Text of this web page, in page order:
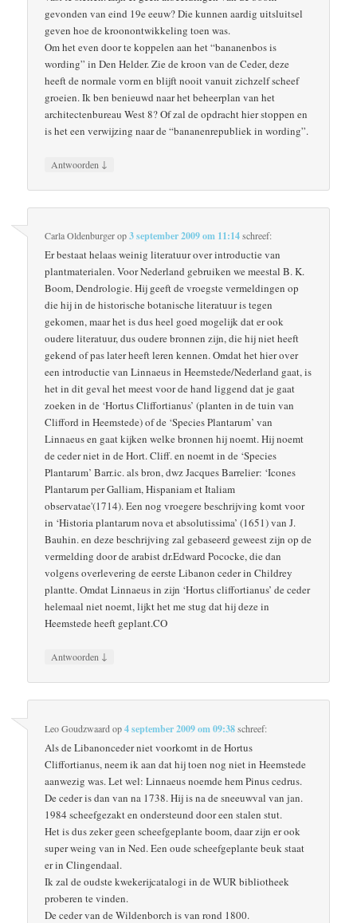
gevonden van eind 19e eeuw? Die kunnen aardig uitsluitsel
geven hoe de kroonontwikkeling toen was.
Om het even door te koppelen aan het “bananenbos is
wording” in Den Helder. Zie de kroon van de Ceder, deze
heeft de normale vorm en blijft nooit vanuit zichzelf scheef
groeien. Ik ben benieuwd naar het beheerplan van het
architectenbureau West 8? Of zal de opdracht hier stoppen en
is het een verwijzing naar de “bananenrepubliek in wording”.
Antwoorden ↓
Carla Oldenburgerop3 september 2009 om 11:14schreef:
Er bestaat helaas weinig literatuur over introductie van
plantmaterialen. Voor Nederland gebruiken we meestal B. K.
Boom, Dendrologie. Hij geeft de vroegste vermeldingen op
die hij in de historische botanische literatuur is tegen
gekomen, maar het is dus heel goed mogelijk dat er ook
oudere literatuur, dus oudere bronnen zijn, die hij niet heeft
gekend of pas later heeft leren kennen. Omdat het hier over
een introductie van Linnaeus in Heemstede/Nederland gaat, is
het in dit geval het meest voor de hand liggend dat je gaat
zoeken in de ‘Hortus Cliffortianus’ (planten in de tuin van
Clifford in Heemstede) of de ‘Species Plantarum’ van
Linnaeus en gaat kijken welke bronnen hij noemt. Hij noemt
de ceder niet in de Hort. Cliff. en noemt in de ‘Species
Plantarum’ Barr.ic. als bron, dwz Jacques Barrelier: ‘Icones
Plantarum per Galliam, Hispaniam et Italiam
observatae'(1714). Een nog vroegere beschrijving komt voor
in ‘Historia plantarum nova et absolutissima’ (1651) van J.
Bauhin. en deze beschrijving zal gebaseerd geweest zijn op de
vermelding door de arabist dr.Edward Pococke, die dan
volgens overlevering de eerste Libanon ceder in Childrey
plantte. Omdat Linnaeus in zijn ‘Hortus cliffortianus’ de ceder
helemaal niet noemt, lijkt het me stug dat hij deze in
Heemstede heeft geplant.CO
Antwoorden ↓
Leo Goudzwaard op4 september 2009 om 09:38schreef:
Als de Libanonceder niet voorkomt in de Hortus
Cliffortianus, neem ik aan dat hij toen nog niet in Heemstede
aanwezig was. Let wel: Linnaeus noemde hem Pinus cedrus.
De ceder is dan van na 1738. Hij is na de sneeuwval van jan.
1984 scheefgezakt en ondersteund door een stalen stut.
Het is dus zeker geen scheefgeplante boom, daar zijn er ook
super weing van in Ned. Een oude scheefgeplante beuk staat
er in Clingendaal.
Ik zal de oudste kwekerijcatalogi in de WUR bibliotheek
proberen te vinden.
De ceder van de Wildenborch is van rond 1800.